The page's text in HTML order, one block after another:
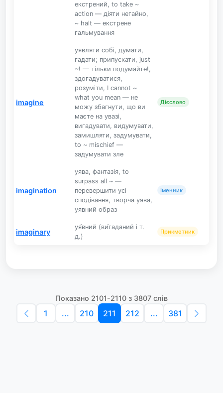
екстрений, to take ~
action — діяти негайно,
~ halt — екстрене
гальмування
imagine
уявляти собі, думати,
гадати; припускати, just
~! — тільки подумайте!,
здогадуватися,
розуміти, I cannot ~
what you mean — не
можу збагнути, що ви
маєте на увазі,
вигадувати, видумувати,
замишляти, задумувати,
to ~ mischief —
задумувати зле
Дієслово
imagination
уява, фантазія, to
surpass all ~ —
перевершити усі
сподівання, творча уява,
уявний образ
Іменник
imaginary
уя́вний (ви́гаданий і т.
д.)
Прикметник
Показано 2101-2110 з 3807 слів
1 ... 210 211 212 ... 381